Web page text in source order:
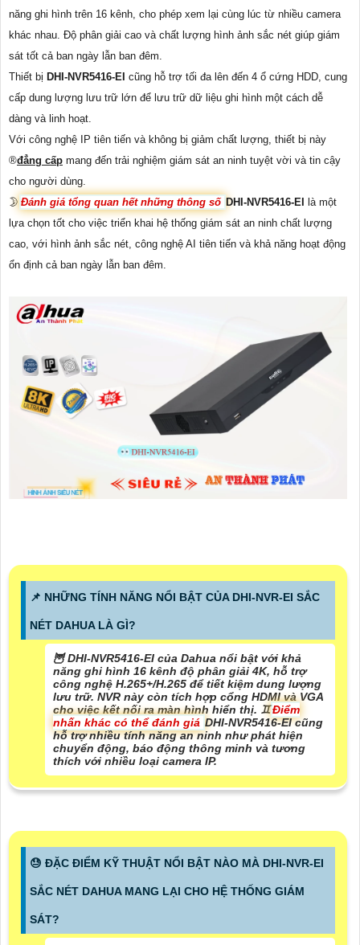
năng ghi hình trên 16 kênh, cho phép xem lại cùng lúc từ nhiều camera
khác nhau. Độ phân giải cao và chất lượng hình ảnh sắc nét giúp giám
sát tốt cả ban ngày lẫn ban đêm.
Thiết bị DHI-NVR5416-EI cũng hỗ trợ tối đa lên đến 4 ổ cứng HDD, cung
cấp dung lượng lưu trữ lớn để lưu trữ dữ liệu ghi hình một cách dễ
dàng và linh hoạt.
Với công nghệ IP tiên tiến và không bị giảm chất lượng, thiết bị này
®️đẳng cấp mang đến trải nghiệm giám sát an ninh tuyệt vời và tin cậy
cho người dùng.
🌛 Đánh giá tổng quan hết những thông số DHI-NVR5416-EI
là một
lựa chọn tốt cho việc triển khai hệ thống giám sát an ninh chất lượng
cao, với hình ảnh sắc nét, công nghệ AI tiên tiến và khả năng hoạt động
ổn định cả ban ngày lẫn ban đêm.
📌 NHỮNG TÍNH NĂNG NỔI BẬT CỦA DHI-NVR-EI SẮC
NÉT DAHUA LÀ GÌ?
🦉 DHI-NVR5416-EI của Dahua nổi bật với khả
năng ghi hình 16 kênh độ phân giải 4K, hỗ trợ
công nghệ H.265+/H.265 để tiết kiệm dung lượng
lưu trữ. NVR này còn tích hợp cổng HDMI và VGA
cho việc kết nối ra màn hình hiển thị. ♊Điểm
nhấn khác có thể đánh giá DHI-NVR5416-EI cũng
hỗ trợ nhiều tính năng an ninh như phát hiện
chuyển động, báo động thông minh và tương
thích với nhiều loại camera IP.
😓 ĐẶC ĐIỂM KỸ THUẬT NỔI BẬT NÀO MÀ DHI-NVR-EI
SẮC NÉT DAHUA MANG LẠI CHO HỆ THỐNG GIÁM
SÁT?